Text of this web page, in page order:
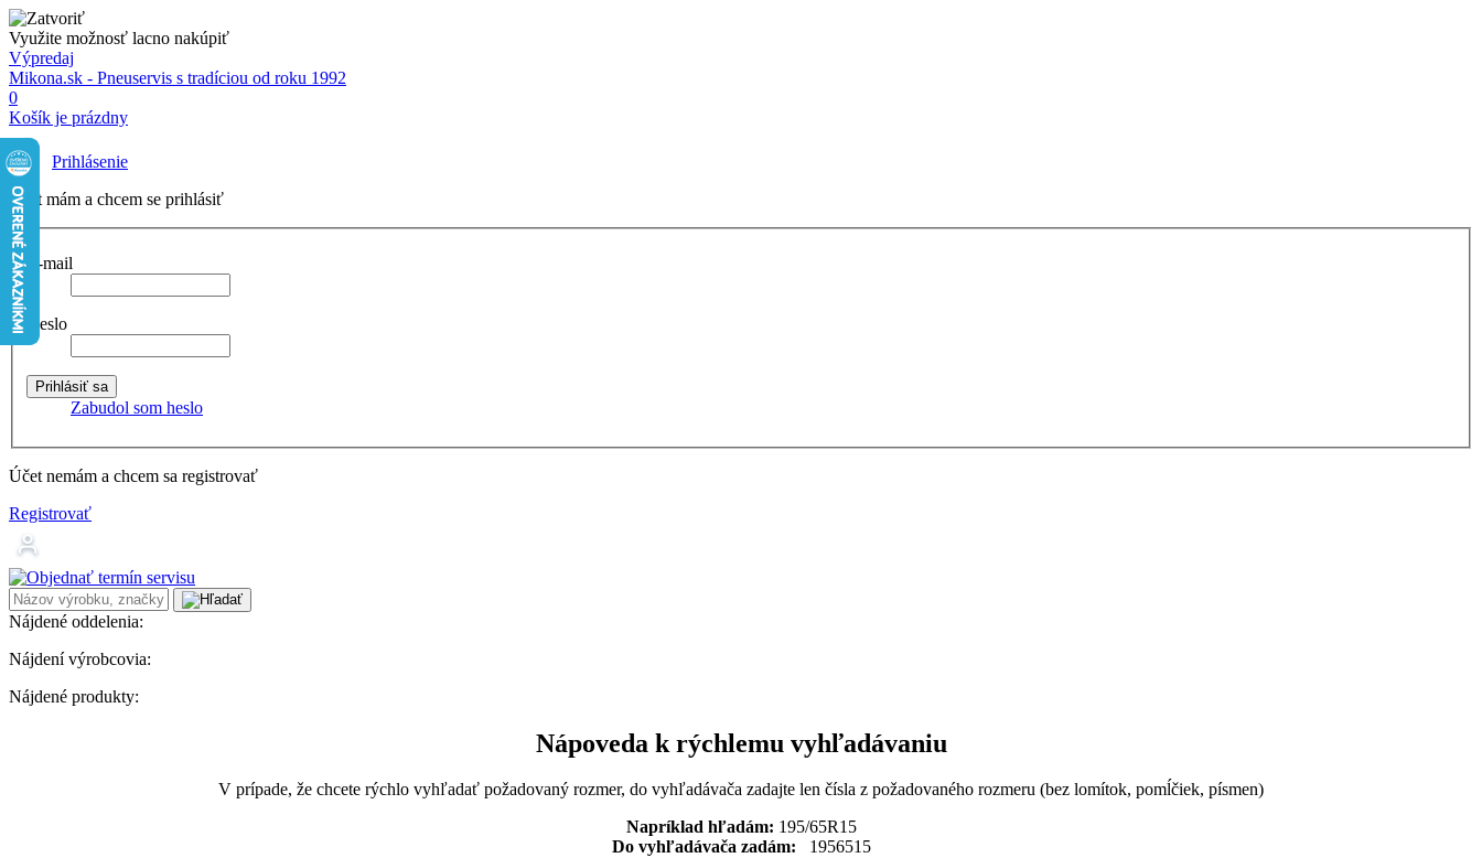
Využite možnosť lacno nakúpiť
Výpredaj
Mikona.sk - Pneuservis s tradíciou od roku 1992
0
Košík je prázdny
Prihlásenie
Účet mám a chcem se prihlásiť
E-mail
Heslo
Zabudol som heslo
Účet nemám a chcem sa registrovať
Registrovať
Nájdené oddelenia:
Nájdení výrobcovia:
Nájdené produkty:
Nápoveda k rýchlemu vyhľadávaniu
V prípade, že chcete rýchlo vyhľadať požadovaný rozmer, do vyhľadávača zadajte len čísla z požadovaného rozmeru (bez lomítok, pomĺčiek, písmen)
Napríklad hľadám: 195/65R15
Do vyhľadávača zadám: 1956515